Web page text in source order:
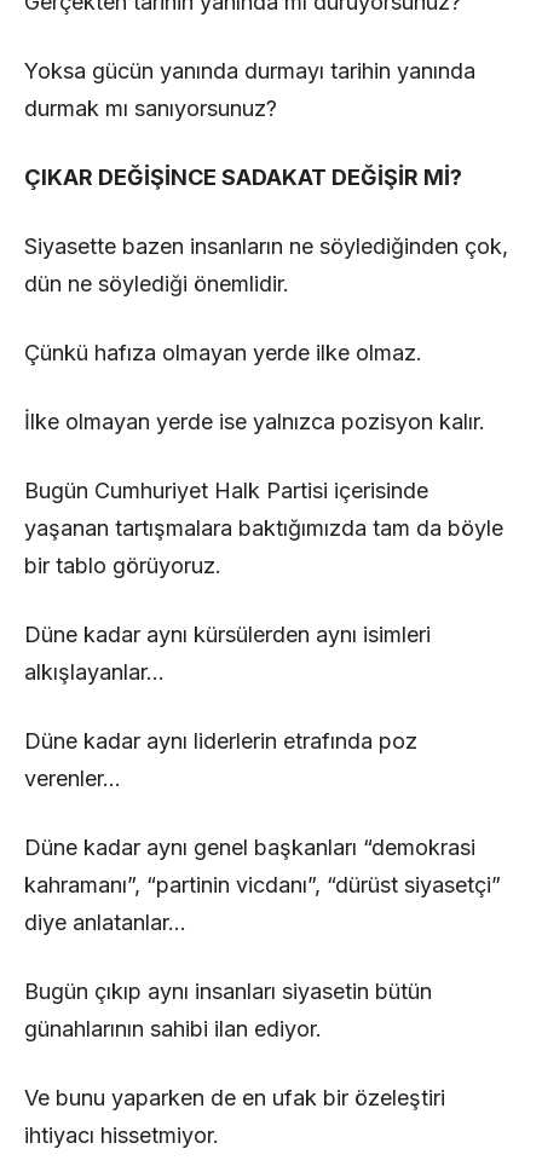
Yoksa gücün yanında durmayı tarihin yanında
durmak mı sanıyorsunuz?
ÇIKAR DEĞİŞİNCE SADAKAT DEĞİŞİR Mİ?
Siyasette bazen insanların ne söylediğinden çok,
dün ne söylediği önemlidir.
Çünkü hafıza olmayan yerde ilke olmaz.
İlke olmayan yerde ise yalnızca pozisyon kalır.
Bugün Cumhuriyet Halk Partisi içerisinde
yaşanan tartışmalara baktığımızda tam da böyle
bir tablo görüyoruz.
Düne kadar aynı kürsülerden aynı isimleri
alkışlayanlar…
Düne kadar aynı liderlerin etrafında poz
verenler…
Düne kadar aynı genel başkanları “demokrasi
kahramanı”, “partinin vicdanı”, “dürüst siyasetçi”
diye anlatanlar…
Bugün çıkıp aynı insanları siyasetin bütün
günahlarının sahibi ilan ediyor.
Ve bunu yaparken de en ufak bir özeleştiri
ihtiyacı hissetmiyor.